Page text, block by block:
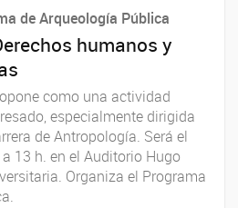
de Arqueología Pública
humanos y
como una actividad
especialmente dirigida
de Antropología. Será el
13 h. en el Auditorio Hugo
Organiza el Programa